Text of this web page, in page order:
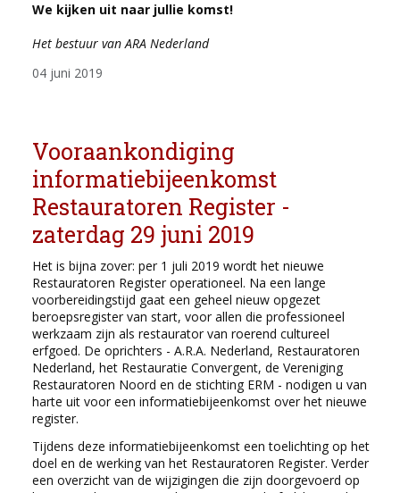
We kijken uit naar jullie komst!
Het bestuur van ARA Nederland
04 juni 2019
Vooraankondiging
informatiebijeenkomst
Restauratoren Register -
zaterdag 29 juni 2019
Het is bijna zover: per 1 juli 2019 wordt het nieuwe
Restauratoren Register operationeel. Na een lange
voorbereidingstijd gaat een geheel nieuw opgezet
beroepsregister van start, voor allen die professioneel
werkzaam zijn als restaurator van roerend cultureel
erfgoed. De oprichters - A.R.A. Nederland, Restauratoren
Nederland, het Restauratie Convergent, de Vereniging
Restauratoren Noord en de stichting ERM - nodigen u van
harte uit voor een informatiebijeenkomst over het nieuwe
register.
Tijdens deze informatiebijeenkomst een toelichting op het
doel en de werking van het Restauratoren Register. Verder
een overzicht van de wijzigingen die zijn doorgevoerd op